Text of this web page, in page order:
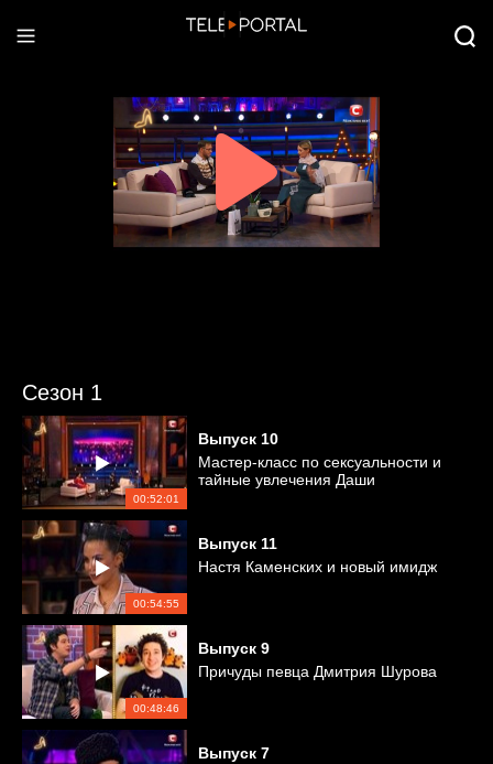
Сезон 1
00:52:01
Выпуск 10
Мастер-класс по сексуальности и
тайные увлечения Даши
00:54:55
Выпуск 11
Настя Каменских и новый имидж
00:48:46
Выпуск 9
Причуды певца Дмитрия Шурова
Выпуск 7